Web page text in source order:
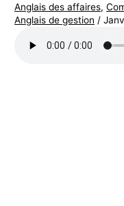
Anglais des affaires,
Anglais de gestion /